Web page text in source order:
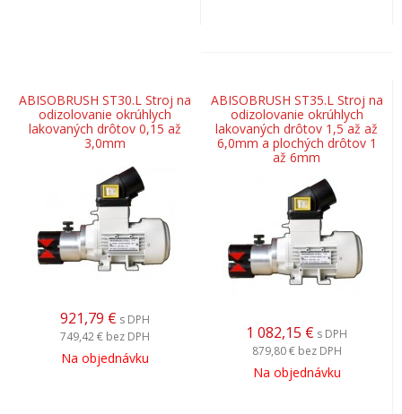
ABISOBRUSH ST30.L Stroj na
odizolovanie okrúhlych
lakovaných drôtov 0,15 až
3,0mm
921,79 € s DPH
749,42 € bez DPH
Na objednávku
ABISOBRUSH ST35.L Stroj na
odizolovanie okrúhlych
lakovaných drôtov 1,5 až až
6,0mm a plochých drôtov 1
až 6mm
1 082,15 € s DPH
879,80 € bez DPH
Na objednávku